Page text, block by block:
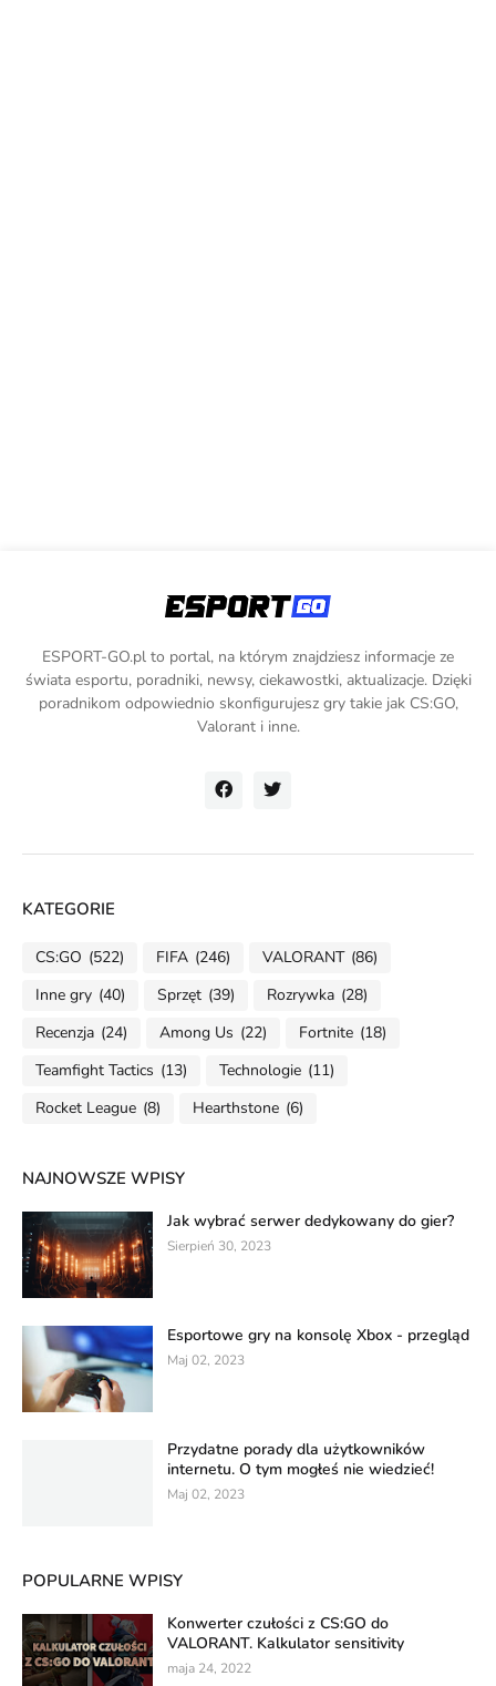
ESPORT-GO.pl to portal, na którym znajdziesz informacje ze
świata esportu, poradniki, newsy, ciekawostki, aktualizacje. Dzięki
poradnikom odpowiednio skonfigurujesz gry takie jak CS:GO,
Valorant i inne.
KATEGORIE
CS:GO (522) FIFA (246) VALORANT (86)
Inne gry (40) Sprzęt (39) Rozrywka (28)
Recenzja (24) Among Us (22) Fortnite (18)
Teamfight Tactics (13) Technologie (11)
Rocket League (8) Hearthstone (6)
NAJNOWSZE WPISY
Jak wybrać serwer dedykowany do gier?
Sierpień 30, 2023
Esportowe gry na konsolę Xbox - przegląd
Maj 02, 2023
Przydatne porady dla użytkowników
internetu. O tym mogłeś nie wiedzieć!
Maj 02, 2023
POPULARNE WPISY
Konwerter czułości z CS:GO do
VALORANT. Kalkulator sensitivity
maja 24, 2022